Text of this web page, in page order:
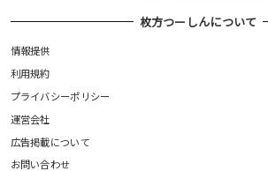
枚方つーしんについて
情報提供
利用規約
プライバシーポリシー
運営会社
広告掲載について
お問い合わせ